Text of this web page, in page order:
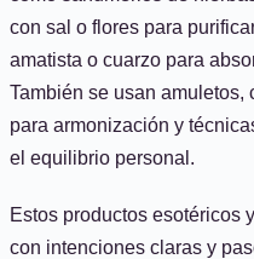
con sal o flores para
amatista o cuarzo para
También se usan
para armonización y
el equilibrio personal.
Estos productos esotéricos
con intenciones claras y